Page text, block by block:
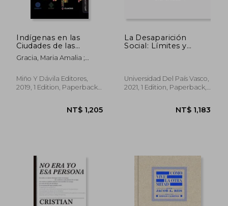
NT$ 964
Indígenas en las
Ciudades de las
Américas * (in
Spanish)
Gracia, Maria Amalia ;
Maria ; Solis Fonseca,
Gustavo
Miño Y Dávila Editores,
2019, 1 Edition, Paperback,
La Desaparición
Social: Límites y
no Cuentan
(Zabalduz) (in
Universidad Del País Vasco,
2021, 1 Edition, Paperback,